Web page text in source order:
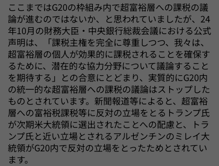
ここまではG20の枠組み内で超富裕層への課税の議
論が進むのではないか、と思われていましたが、24
年10月の財務大臣・中央銀行総裁会議における公式
声明は、「課税主権を完全に尊重しつつ、我々は、
超富裕層の個人が効果的に課税されることを確保す
るために、潜在的な協力分野について議論すること
を期待する」との合意にとどまり、実質的にG20内
の統一的な超富裕層への課税の議論はストップした
ものとされています。新聞報道等によると、超富裕
層への富裕税課税等に反対の立場をとるトランプ氏
が次期米大統領に選出されたことへの配慮と、トラ
ンプ氏と近い立場とされるアルゼンチンのミレイ大
統領がG20内で反対の立場をとったためとされてい
ます。